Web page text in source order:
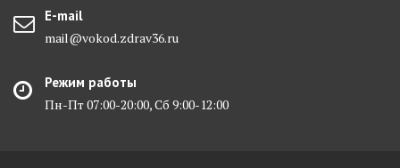
E-mail
mail@vokod.zdrav36.ru
Режим работы
Пн-Пт 07:00-20:00, Сб 9:00-12:00